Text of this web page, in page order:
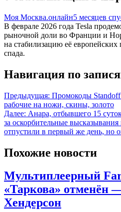
Моя Москва.онлайн5 месяцев
В феврале 2026 года Tesla
рыночной доли во Франции и
на стабилизацию её европейских
спада.
Навигация по
Предыдущая: Промокоды Standoff
рабочие на ножи, скины, золото
Далее: Анара, отбывшего 15
за оскорбительные
отпустили в первый же день, но
Похожие новости
Мультиплеерный
«Таркова» отменён
Хендерсон